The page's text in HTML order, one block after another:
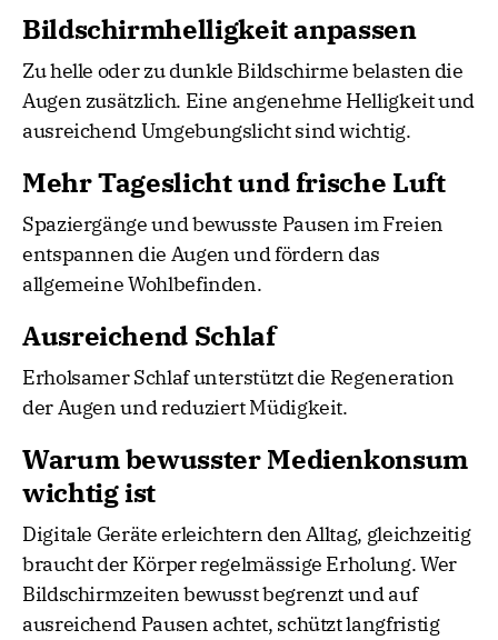
Bildschirmhelligkeit anpassen
Zu helle oder zu dunkle Bildschirme belasten die
Augen zusätzlich. Eine angenehme Helligkeit und
ausreichend Umgebungslicht sind wichtig.
Mehr Tageslicht und frische Luft
Spaziergänge und bewusste Pausen im Freien
entspannen die Augen und fördern das
allgemeine Wohlbefinden.
Ausreichend Schlaf
Erholsamer Schlaf unterstützt die Regeneration
der Augen und reduziert Müdigkeit.
Warum bewusster Medienkonsum
wichtig ist
Digitale Geräte erleichtern den Alltag, gleichzeitig
braucht der Körper regelmässige Erholung. Wer
Bildschirmzeiten bewusst begrenzt und auf
ausreichend Pausen achtet, schützt langfristig